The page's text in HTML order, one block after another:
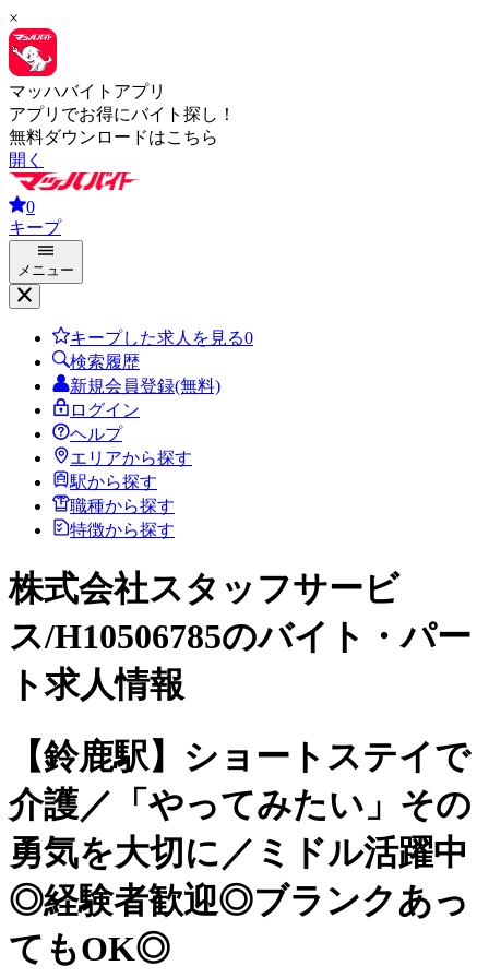
×
マッハバイトアプリ
アプリでお得にバイト探し！
無料ダウンロードはこちら
開く
0
キープ
メニュー
キープした求人を見る0
検索履歴
新規会員登録(無料)
ログイン
ヘルプ
エリアから探す
駅から探す
職種から探す
特徴から探す
株式会社スタッフサービ
ス/H10506785のバイト・パー
ト求人情報
【鈴鹿駅】ショートステイで
介護／「やってみたい」その
勇気を大切に／ミドル活躍中
◎経験者歓迎◎ブランクあっ
てもOK◎